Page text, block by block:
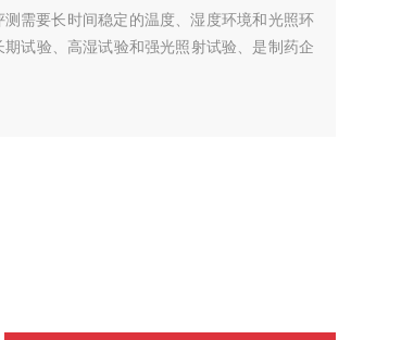
需要长时间稳定的温度、湿度环境和光照环
试验、高湿试验和强光照射试验、是制药企